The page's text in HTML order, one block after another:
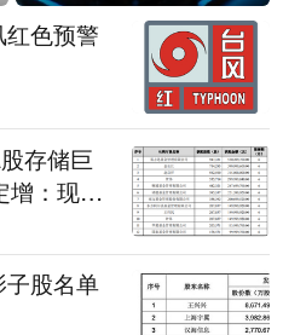
色预警
存储巨
增：现价
股名单